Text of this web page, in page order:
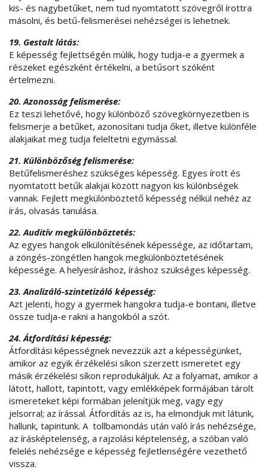
kis- és nagybetűket, nem tud nyomtatott szövegről írottra
másolni, és betű-felismerései nehézségei is lehetnek.
19. Gestalt látás:
E képesség fejlettségén múlik, hogy tudja-e a gyermek a
részeket egészként értékelni, a betűsort szóként
értelmezni.
20. Azonosság felismerése:
Ez teszi lehetővé, hogy különböző szövegkörnyezetben is
felismerje a betűket, azonosítani tudja őket, illetve különféle
alakjaikat meg tudja feleltetni egymással.
21. Különbözőség felismerése:
Betűfelismeréshez szükséges képesség. Egyes írott és
nyomtatott betűk alakjai között nagyon kis különbségek
vannak. Fejlett megkülönböztető képesség nélkül nehéz az
írás, olvasás tanulása.
22. Auditív megkülönböztetés:
Az egyes hangok elkülönítésének képessége, az időtartam,
a zöngés-zöngétlen hangok megkülönböztetésének
képessége. A helyesíráshoz, íráshoz szükséges képesség.
23. Analizáló-szintetizáló képesség:
Azt jelenti, hogy a gyermek hangokra tudja-e bontani, illetve
össze tudja-e rakni a hangokból a szót.
24. Átfordítási képesség:
Átfordítási képességnek nevezzük azt a képességünket,
amikor az egyik érzékelési síkon szerzett ismeretet egy
másik érzékelési síkon reprodukáljuk. Az a folyamat, amikor a
látott, hallott, tapintott, vagy emlékképek formájában tárolt
ismereteket képi formában jelenítjük meg, vagy egy
jelsorral; az írással. Átfordítás az is, ha elmondjuk mit látunk,
hallunk, tapintunk. A tollbamondás után való írás nehézsége,
az írásképtelenség, a rajzolási képtelenség, a szóban való
felelés nehézsége e képesség fejletlenségére vezethető
vissza.